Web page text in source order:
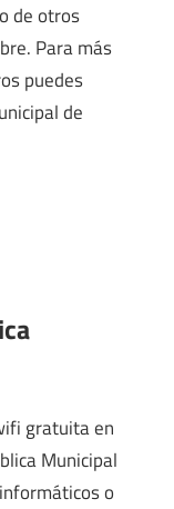
de otros
Para más
puedes
de
gratuita en
Municipal
o